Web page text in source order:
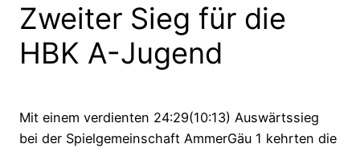
Zweiter Sieg für die
HBK A-Jugend
Mit einem verdienten 24:29(10:13) Auswärtssieg
bei der Spielgemeinschaft AmmerGäu 1 kehrten die